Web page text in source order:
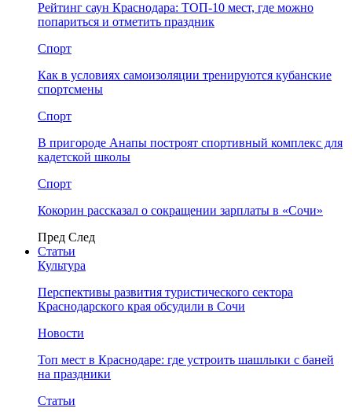
Рейтинг саун Краснодара: ТОП-10 мест, где можно
попариться и отметить праздник
Спорт
Как в условиях самоизоляции тренируются кубанские
спортсмены
Спорт
В пригороде Анапы построят спортивный комплекс для
кадетской школы
Спорт
Кокорин рассказал о сокращении зарплаты в «Сочи»
Пред След
Статьи
Культура
Перспективы развития туристического сектора
Краснодарского края обсудили в Сочи
Новости
Топ мест в Краснодаре: где устроить шашлыки с баней
на праздники
Статьи